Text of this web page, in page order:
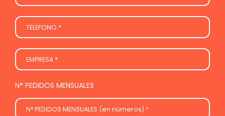
N° PEDIDOS MENSUALES